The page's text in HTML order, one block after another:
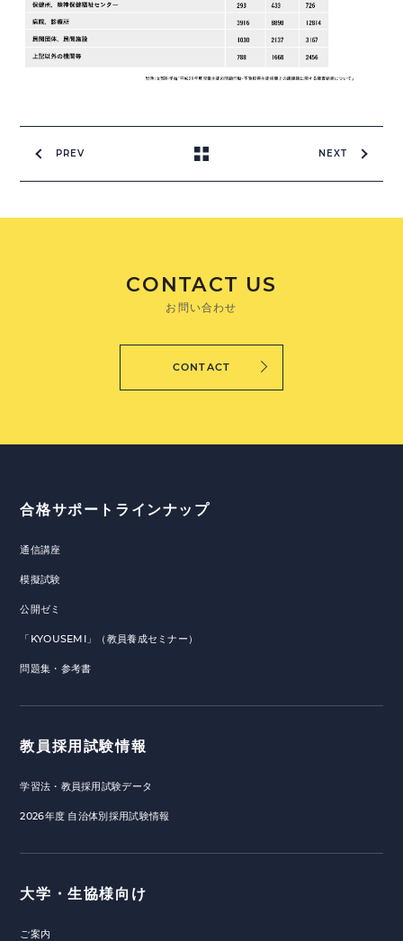
PREV NEXT
CONTACT US
お問い合わせ
CONTACT
合格サポートラインナップ
通信講座
模擬試験
公開ゼミ
「KYOUSEMI」（教員養成セミナー）
問題集・参考書
教員採用試験情報
学習法・教員採用試験データ
2026年度 自治体別採用試験情報
大学・生協様向け
ご案内